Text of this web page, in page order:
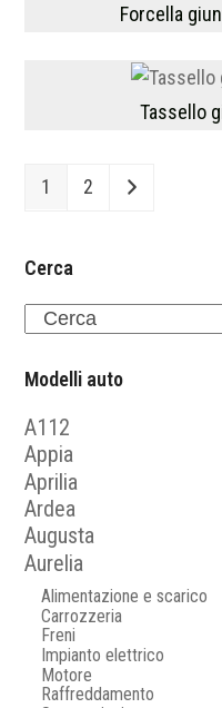
Forcella
Tassello
1 2
Cerca
Search
Modelli auto
A112
Appia
Aprilia
Ardea
Augusta
Aurelia
Alimentazione e scarico
Carrozzeria
Freni
Impianto elettrico
Motore
Raffreddamento